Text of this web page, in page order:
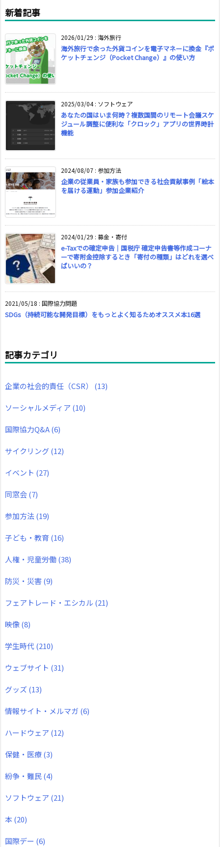
新着記事
2026/01/29 : 海外旅行
海外旅行で余った外貨コインを電子マネーに換金『ポ
ケットチェンジ（Pocket Change）』の使い方
2025/03/04: ソフトウェア
あなたの国はいま何時？複数国間のリモート会議スケ
ジュール調整に便利な「クロック」アプリの世界時計
機能
2024/08/07 : 参加方法
企業の従業員・家族も参加できる社会貢献事例「絵本
を届ける運動」参加企業紹介
2024/01/29 : 募金・寄付
e-Taxでの確定申告｜国税庁 確定申告書等作成コーナ
ーで寄附金控除するとき「寄付の種類」はどれを選べ
ばいいの？
2021/05/18 : 国際協力問題
SDGs（持続可能な開発目標）をもっとよく知るためオススメ本16選
記事カテゴリ
企業の社会的責任（CSR） (13)
ソーシャルメディア (10)
国際協力Q&A(6)
サイクリング(12)
イベント (27)
同窓会(7)
参加方法(19)
子ども・教育 (16)
人権・児童労働(38)
防災・災害(9)
フェアトレード・エシカル (21)
映像(8)
学生時代(210)
ウェブサイト (31)
グッズ (13)
情報サイト・メルマガ (6)
ハードウェア (12)
保健・医療(3)
紛争・難民(4)
ソフトウェア (21)
本(20)
国際デー (6)